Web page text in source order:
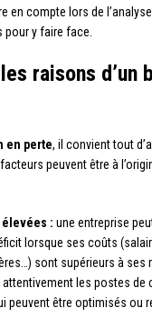
en compte lors de
y faire face.
raisons d’un
en perte, il convient tout
peuvent être à
élevées : une entreprise
lorsque ses coûts
sont supérieurs à ses
attentivement les postes de
peuvent être optimisés ou